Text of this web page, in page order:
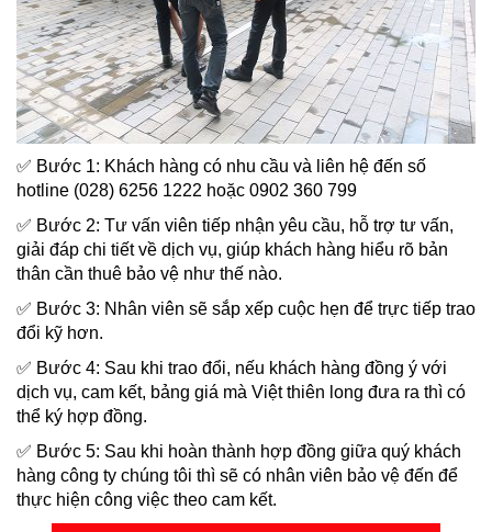
✅ Bước 1: Khách hàng có nhu cầu và liên hệ đến số
hotline (028) 6256 1222 hoặc 0902 360 799
✅ Bước 2: Tư vấn viên tiếp nhận yêu cầu, hỗ trợ tư vấn,
giải đáp chi tiết về dịch vụ, giúp khách hàng hiểu rõ bản
thân cần thuê bảo vệ như thế nào.
✅ Bước 3: Nhân viên sẽ sắp xếp cuộc hẹn để trực tiếp trao
đổi kỹ hơn.
✅ Bước 4: Sau khi trao đổi, nếu khách hàng đồng ý với
dịch vụ, cam kết, bảng giá mà Việt thiên long đưa ra thì có
thể ký hợp đồng.
✅ Bước 5: Sau khi hoàn thành hợp đồng giữa quý khách
hàng công ty chúng tôi thì sẽ có nhân viên bảo vệ đến để
thực hiện công việc theo cam kết.